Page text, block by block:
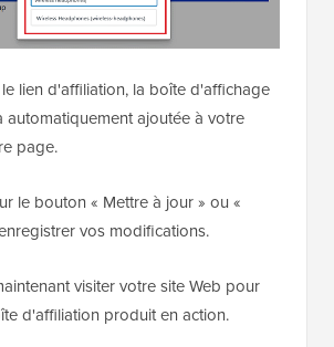
lien d'affiliation, la boîte d'affichage
ajoutée à votre
page.
le bouton « Mettre à jour » ou «
vos modifications.
visiter votre site Web pour
d'affiliation produit en action.